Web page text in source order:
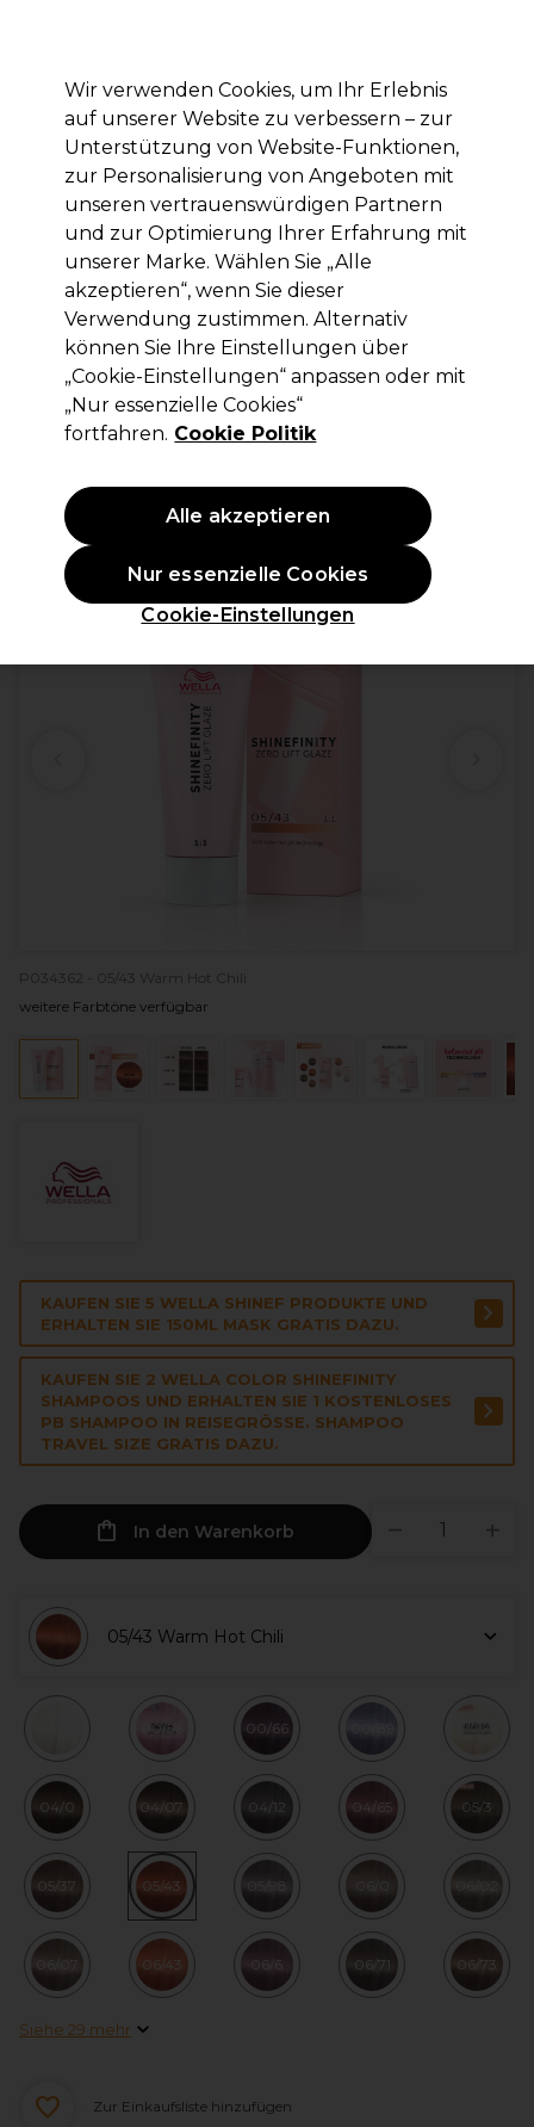
Anmelden
Marken Deals Haare Elektrogeräte Saloneinrichtung
Lieferung und Lieferzeiten
– mehr erfahren
Wella Professionals
Wella Professionals Shinefinity Zero
Lift Glaze Demi-permanente
Haarfarbe 05/43 Warm Hot Chili 60ml
(8)
ANGEBOT
P034362 - 05/43 Warm Hot Chili
weitere Farbtöne verfügbar
KAUFEN SIE 5 WELLA SHINEF PRODUKTE UND
ERHALTEN SIE 150ML MASK GRATIS DAZU.
KAUFEN SIE 2 WELLA COLOR SHINEFINITY
SHAMPOOS UND ERHALTEN SIE 1 KOSTENLOSES
PB SHAMPOO IN REISEGRÖSSE. SHAMPOO T
RAVEL SIZE GRATIS DAZU.
In den Warenkorb
05/43 Warm Hot Chili
00/56 00/66 010/36
04/0 04/07 04/12 04/65 05/3
05/37 05/43 05/98 06/02
06/07 06/43 06/6 06/71 06/73
Siehe 29 mehr
Zur Einkaufsliste hinzufügen
Wir verwenden Cookies, um Ihr Erlebnis
auf unserer Website zu verbessern – zur
Unterstützung von Website-Funktionen,
zur Personalisierung von Angeboten mit
unseren vertrauenswürdigen Partnern
und zur Optimierung Ihrer Erfahrung mit
unserer Marke. Wählen Sie „Alle
akzeptieren“, wenn Sie dieser
Verwendung zustimmen. Alternativ
können Sie Ihre Einstellungen über
„Cookie-Einstellungen“ anpassen oder mit
„Nur essenzielle Cookies“
fortfahren. Cookie Politik
Cookie-Einstellungen
Nur essenzielle Cookies
Alle akzeptieren